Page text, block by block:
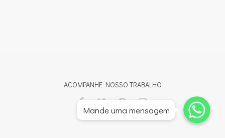
ACOMPANHE NOSSO TRABALHO
Whatsapp
Whatsapp
Whatsapp
Mande uma mensagem